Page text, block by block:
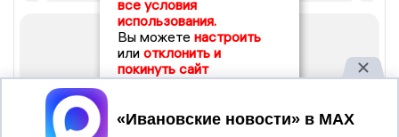
все условия
использования.
Вы можете настроить
или отклонить и
покинуть сайт
Принять